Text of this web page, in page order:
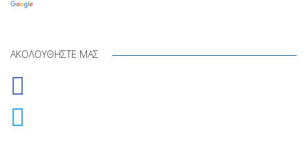
ΑΚΟΛΟΥΘΉΣΤΕ ΜΑΣ